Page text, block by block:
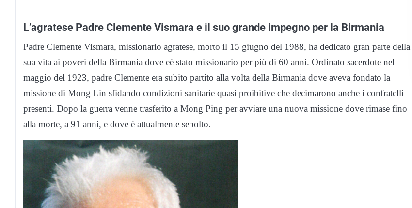
L’agratese Padre Clemente Vismara e il suo grande impegno per la Birmania
Padre Clemente Vismara, missionario agratese, morto il 15 giugno del 1988, ha dedicato gran parte della
sua vita ai poveri della Birmania dove eè stato missionario per più di 60 anni. Ordinato sacerdote nel
maggio del 1923, padre Clemente era subito partito alla volta della Birmania dove aveva fondato la
missione di Mong Lin sfidando condizioni sanitarie quasi proibitive che decimarono anche i confratelli
presenti. Dopo la guerra venne trasferito a Mong Ping per avviare una nuova missione dove rimase fino
alla morte, a 91 anni, e dove è attualmente sepolto.